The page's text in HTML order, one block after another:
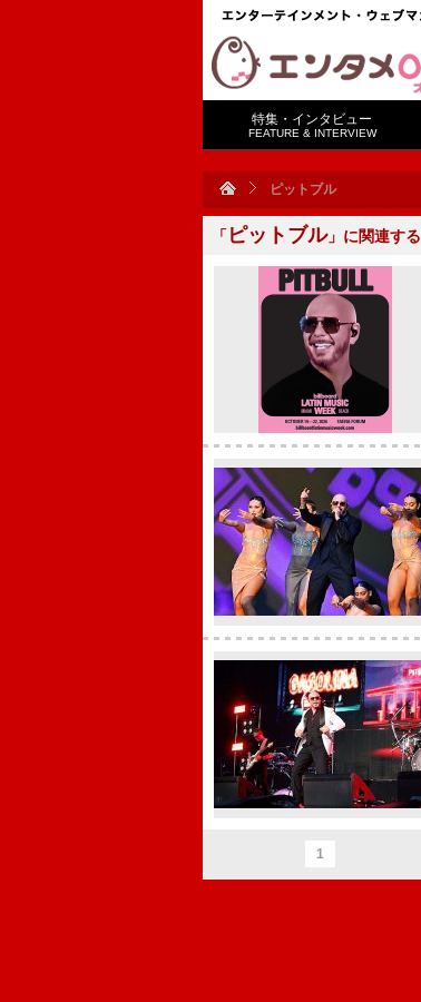
特集・インタビュー
FEATURE & INTERVIEW
ピットブル
「 ピットブル」に関連する
1